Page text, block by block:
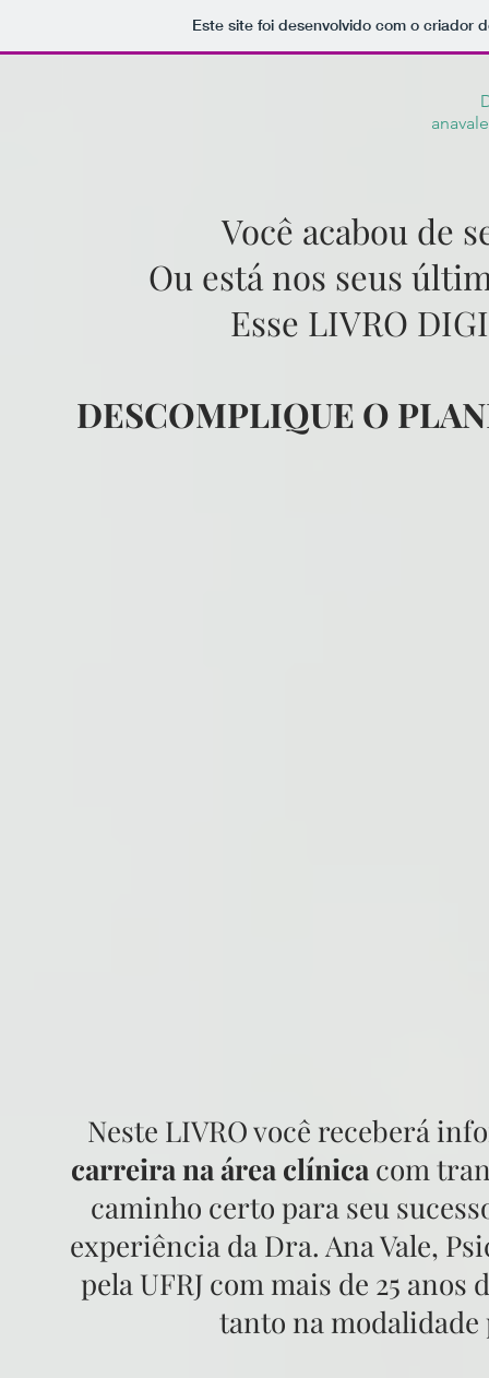
Este site foi desenvolvido com o criador
Você acabou de
Ou está nos seus
Esse LIVRO
DESCOMPLIQUE O
Neste LIVRO você receberá
carreira na área clínicacom
caminho certo para seu
experiência da Dra. Ana Vale,
pela UFRJ com mais de 25
tanto na